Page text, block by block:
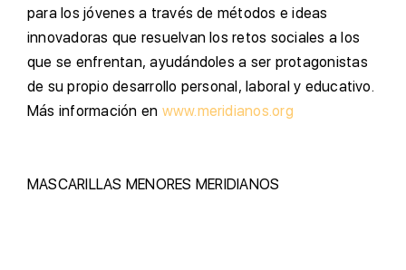
para los jóvenes a través de métodos e ideas
innovadoras que resuelvan los retos sociales a los
que se enfrentan, ayudándoles a ser protagonistas
de su propio desarrollo personal, laboral y educativo.
Más información en www.meridianos.org
MASCARILLAS MENORES MERIDIANOS